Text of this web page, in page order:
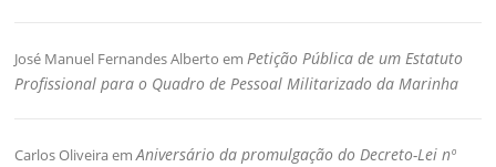
José Manuel Fernandes Alberto emPetição Pública de um Estatuto
Profissional para o Quadro de Pessoal Militarizado da Marinha
Carlos OliveiraemAniversário da promulgação do Decreto-Lei nº